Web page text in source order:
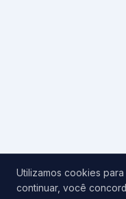
Utilizamos cookies
continuar, você